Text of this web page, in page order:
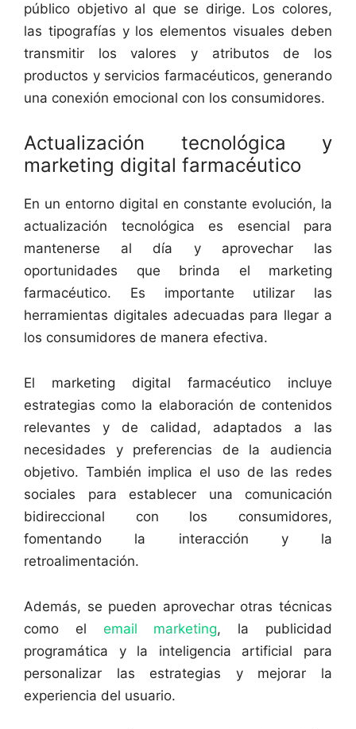
público objetivo al que se dirige. Los colores,
las tipografías y los elementos visuales deben
transmitir los valores y atributos de los
productos y servicios farmacéuticos, generando
una conexión emocional con los consumidores.
Actualización tecnológica y
marketing digital farmacéutico
En un entorno digital en constante evolución, la
actualización tecnológica es esencial para
mantenerse al día y aprovechar las
oportunidades que brinda el marketing
farmacéutico. Es importante utilizar las
herramientas digitales adecuadas para llegar a
los consumidores de manera efectiva.
El marketing digital farmacéutico incluye
estrategias como la elaboración de contenidos
relevantes y de calidad, adaptados a las
necesidades y preferencias de la audiencia
objetivo. También implica el uso de las redes
sociales para establecer una comunicación
bidireccional con los consumidores,
fomentando la interacción y la
retroalimentación.
Además, se pueden aprovechar otras técnicas
como el email marketing, la publicidad
programática y la inteligencia artificial para
personalizar las estrategias y mejorar la
experiencia del usuario.